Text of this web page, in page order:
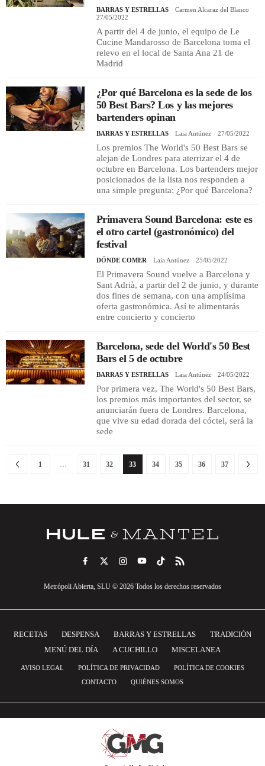
BARRAS Y ESTRELLAS
Carmen Alcaraz del Blanco
27/05/2022
A partir del 4 de junio, el equipo de Le
Cucine Mandarosso de Barcelona toma el
relevo en el local de Santa Ana 21 de
Madrid
¿Por qué Barcelona es la sede de los
50 Best Bars? Los y las mejores
bartenders opinan
BARRAS Y ESTRELLAS Laia Antúnez 27/05/2022
Los premios The World's 50 Best Bars se
alejan de Londres para aterrizar el 4 de
octubre en Barcelona. Los bartenders mejor
posicionados de la lista nos responden a
una simple pregunta: ¿Por qué Barcelona?
Primavera Sound Barcelona: este es
el otro cartel (gastronómico) del
festival
DÓNDE COMER Laia Antúnez 25/05/2022
El Primavera Sound vuelve a Barcelona y
Sant Adrià, a partir del 2 de junio, y durante
dos fines de semana, con una amplísima
oferta gastronómica. Así te alimentarás
entre concierto y concierto
Barcelona, sede del World's 50 Best
Bars el 5 de octubre
BARRAS Y ESTRELLAS Laia Antúnez 24/05/2022
Por primera vez, The World's 50 Best Bars,
los premios más importantes del sector, se
anunciarán fuera de Londres. Barcelona,
que vive su edad dorada del cóctel, será la
sede
1 … 31 32 33 34 35 36 37
Metrópoli Abierta, SLU © 2026 Todos los derechos reservados
RECETAS DESPENSA BARRAS Y ESTRELLAS
TRADICIÓN
MENÚ DEL DÍA
A CUCHILLO MISCELANEA
AVISO LEGAL POLÍTICA DE PRIVACIDAD
POLÍTICA DE COOKIES
CONTACTO
QUIÉNES SOMOS